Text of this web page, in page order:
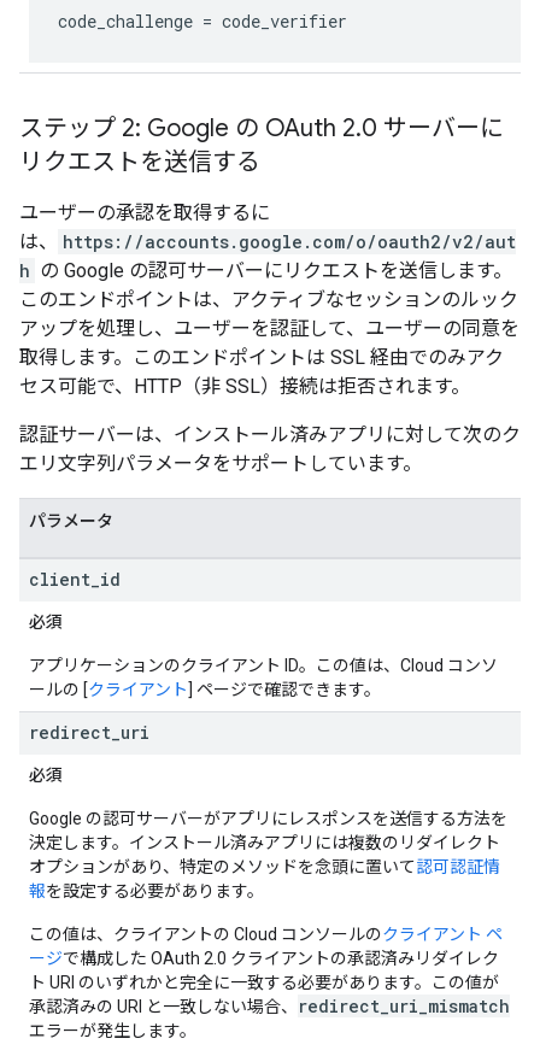
code_challenge = code_verifier
ステップ 2: Google の OAuth 2.0 サーバーに
リクエストを送信する
ユーザーの承認を取得するに
は、
https://accounts.google.com/o/oauth2/v2/aut
h の Google の認可サーバーにリクエストを送信します。
このエンドポイントは、アクティブなセッションのルック
アップを処理し、ユーザーを認証して、ユーザーの同意を
取得します。このエンドポイントは SSL 経由でのみアク
セス可能で、HTTP（非 SSL）接続は拒否されます。
認証サーバーは、インストール済みアプリに対して次のク
エリ文字列パラメータをサポートしています。
パラメータ
client id
必須
アプリケーションのクライアント ID。この値は、Cloud コンソ
ールの [クライアント] ページで確認できます。
redirect uri
必須
Google の認可サーバーがアプリにレスポンスを送信する方法を
決定します。インストール済みアプリには複数のリダイレクト
オプションがあり、特定のメソッドを念頭に置いて認可認証情
報を設定する必要があります。
この値は、クライアントの Cloud コンソールのクライアント ペ
ージで構成した OAuth 2.0 クライアントの承認済みリダイレク
ト URI のいずれかと完全に一致する必要があります。この値が
承認済みの URI と一致しない場合、
redirect_uri_mismatch
エラーが発生します。